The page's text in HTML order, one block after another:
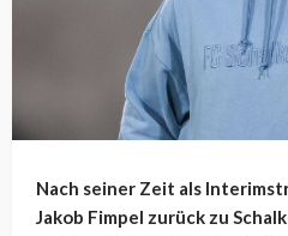
Nach seiner Zeit als
Jakob Fimpel zurück zu